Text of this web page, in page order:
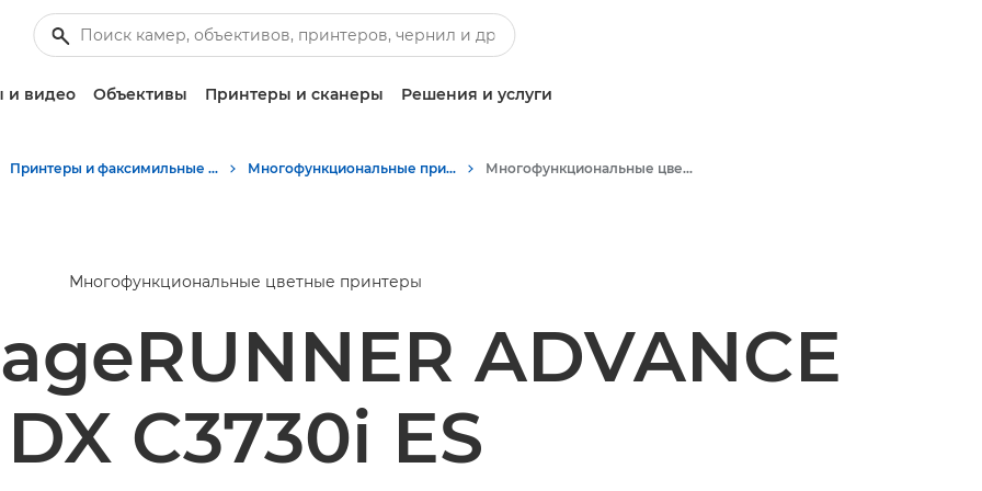
и видео Объективы Принтеры и сканеры Решения и услуги
Принтеры и факсимильные аппараты для бизнеса Многофункциональные принтеры - Принтеры «Все в одном» Многофункциональные цветные принтеры
Многофункциональные цветные принтеры
ADVANCE
DX C3730i ES